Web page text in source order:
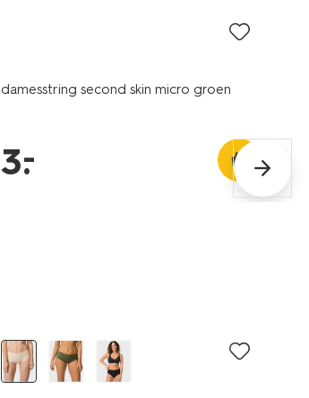
damesstring second skin micro groen
3.
–